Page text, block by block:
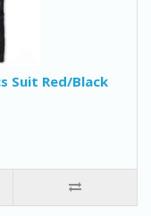
Suit Red/Black